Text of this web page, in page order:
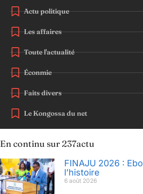
Actu politique
Les affaires
Toute l'actualité
Éconmie
Faits divers
Le Kongossa du net
En continu sur 237actu
FINAJU 2026 :
l’histoire
6 août 2026